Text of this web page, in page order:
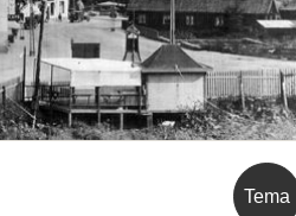
Tema